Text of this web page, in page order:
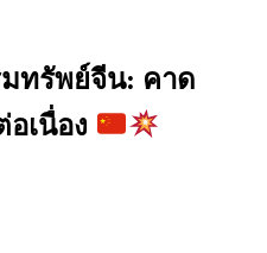
ทรัพย์จีน: คาด
เนื่อง